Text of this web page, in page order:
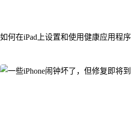
如何在iPad上设置和使用健康应用程序